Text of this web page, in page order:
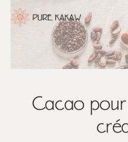
Cacao